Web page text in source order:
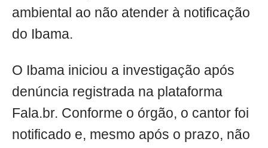
ambiental ao não atender à notificação
do Ibama.
O Ibama iniciou a investigação após
denúncia registrada na plataforma
Fala.br. Conforme o órgão, o cantor foi
notificado e, mesmo após o prazo, não